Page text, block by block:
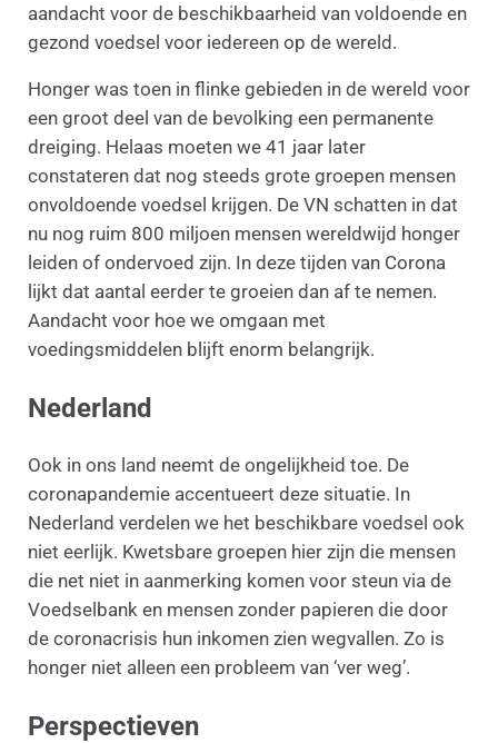
aandacht voor de beschikbaarheid van voldoende en
gezond voedsel voor iedereen op de wereld.
Honger was toen in flinke gebieden in de wereld voor
een groot deel van de bevolking een permanente
dreiging. Helaas moeten we 41 jaar later
constateren dat nog steeds grote groepen mensen
onvoldoende voedsel krijgen. De VN schatten in dat
nu nog ruim 800 miljoen mensen wereldwijd honger
leiden of ondervoed zijn. In deze tijden van Corona
lijkt dat aantal eerder te groeien dan af te nemen.
Aandacht voor hoe we omgaan met
voedingsmiddelen blijft enorm belangrijk.
Nederland
Ook in ons land neemt de ongelijkheid toe. De
coronapandemie accentueert deze situatie. In
Nederland verdelen we het beschikbare voedsel ook
niet eerlijk. Kwetsbare groepen hier zijn die mensen
die net niet in aanmerking komen voor steun via de
Voedselbank en mensen zonder papieren die door
de coronacrisis hun inkomen zien wegvallen. Zo is
honger niet alleen een probleem van ‘ver weg’.
Perspectieven